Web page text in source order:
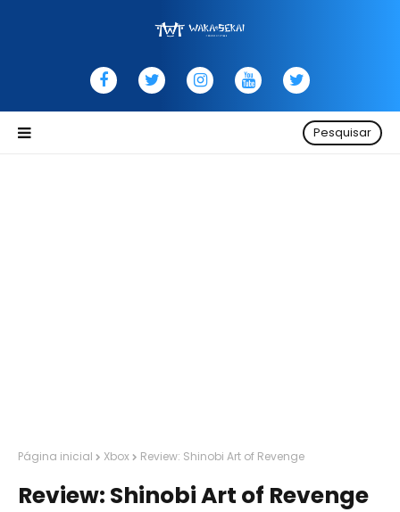
Pesquisar
Página inicial Xbox Review: Shinobi Art of Revenge
Review: Shinobi Art of Revenge